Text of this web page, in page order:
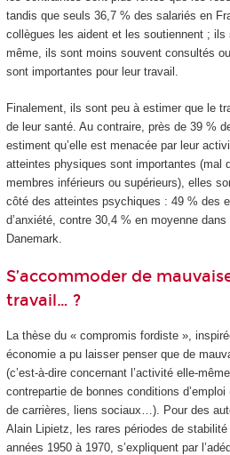
tandis que seuls 36,7 % des salariés en
collègues les aident et les soutiennent ;
même, ils sont moins souvent consultés
sont importantes pour leur travail.
Finalement, ils sont peu à estimer que le
de leur santé. Au contraire, près de 39 %
estiment qu’elle est menacée par leur
atteintes physiques sont importantes (mal
membres inférieurs ou supérieurs), elles
côté des atteintes psychiques : 49 % des
d’anxiété, contre 30,4 % en moyenne
Danemark.
S’accommoder de
travail… ?
La thèse du « compromis fordiste »,
économie a pu laisser penser que de
(c’est-à-dire concernant l’activité elle-
contrepartie de bonnes conditions
de carrières, liens sociaux…). Pour des
Alain Lipietz, les rares périodes de
années 1950 à 1970, s’expliquent par